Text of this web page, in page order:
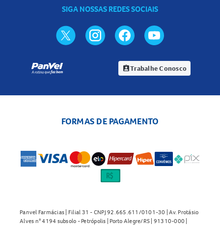
SIGA NOSSAS REDES SOCIAIS
assignment_indTrabalhe Conosco
FORMAS DE PAGAMENTO
Panvel Farmácias | Filial 31 - CNPJ 92.665.611/0101-30 | Av. Protásio
Alves n° 4194 subsolo - Petrópolis | Porto Alegre/RS | 91310-000 |